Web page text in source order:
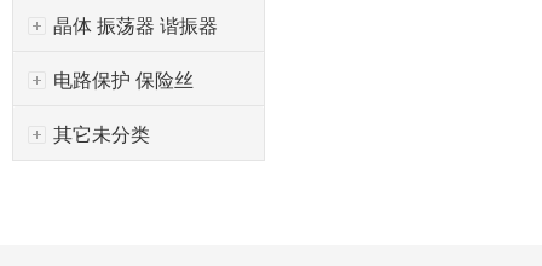
晶体 振荡器 谐振器
电路保护 保险丝
其它未分类